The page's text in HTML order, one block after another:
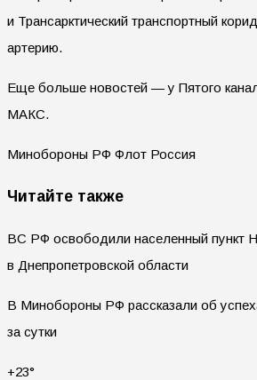
и Трансарктический транспортный
артерию.
Еще больше новостей — у Пятого
МАКС.
Минобороны РФ Флот Россия
Читайте также
ВС РФ освободили населенный пункт
в Днепропетровской области
В Минобороны РФ рассказали об
за сутки
+23°